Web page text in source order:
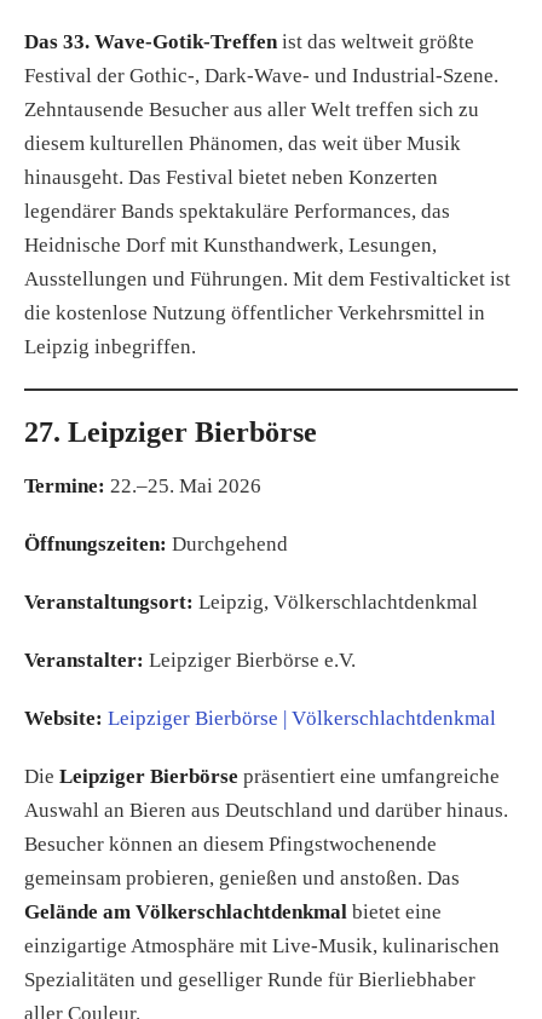
Das 33. Wave-Gotik-Treffen ist das weltweit größte
Festival der Gothic-, Dark-Wave- und Industrial-Szene.
Zehntausende Besucher aus aller Welt treffen sich zu
diesem kulturellen Phänomen, das weit über Musik
hinausgeht. Das Festival bietet neben Konzerten
legendärer Bands spektakuläre Performances, das
Heidnische Dorf mit Kunsthandwerk, Lesungen,
Ausstellungen und Führungen. Mit dem Festivalticket ist
die kostenlose Nutzung öffentlicher Verkehrsmittel in
Leipzig inbegriffen.
27. Leipziger Bierbörse
Termine: 22.–25. Mai 2026
Öffnungszeiten: Durchgehend
Veranstaltungsort: Leipzig, Völkerschlachtdenkmal
Veranstalter: Leipziger Bierbörse e.V.
Website: Leipziger Bierbörse | Völkerschlachtdenkmal
Die Leipziger Bierbörse präsentiert eine umfangreiche
Auswahl an Bieren aus Deutschland und darüber hinaus.
Besucher können an diesem Pfingstwochenende
gemeinsam probieren, genießen und anstoßen. Das
Gelände am Völkerschlachtdenkmal bietet eine
einzigartige Atmosphäre mit Live-Musik, kulinarischen
Spezialitäten und geselliger Runde für Bierliebhaber
aller Couleur.